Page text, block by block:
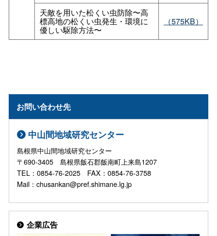
天敵を用いた松くい虫防除〜高
標高地の松くい虫発生・環境に
優しい駆除方法〜
（575KB）
お問い合わせ先
中山間地域研究センター
島根県中山間地域研究センター
〒690-3405 島根県飯石郡飯南町上来島1207
TEL：0854-76-2025 FAX：0854-76-3758
Mail：chusankan@pref.shimane.lg.jp
企業広告